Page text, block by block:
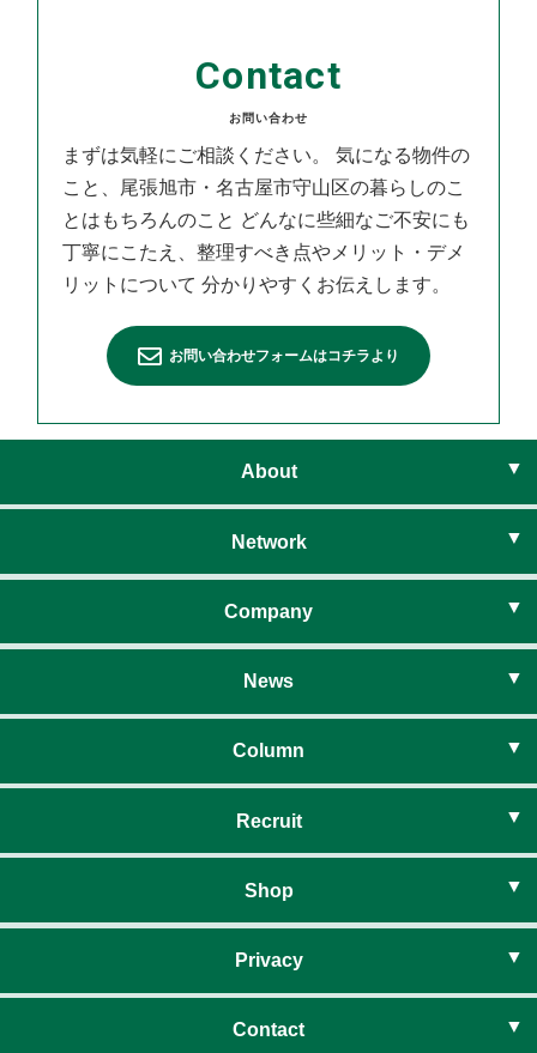
Contact
お問い合わせ
まずは気軽にご相談ください。
気になる物件の
こと、尾張旭市・名古屋市守山区の暮らしのこ
とはもちろんのこと どんなに些細なご不安にも
丁寧にこたえ、整理すべき点やメリット・デメ
リットについて 分かりやすくお伝えします。
お問い合わせフォームはコチラより
About
ライフベイシスとは
Network
住まいのネットワーク
Company
社長挨拶
経営理念
会社概要
News
お知らせ
Column
暮らしのコラム
暮らしのイベント
Recruit
新卒採用
Shop
ハウスドゥ尾張旭
ハウスドゥ尾張旭 サテライト
Privacy
プライバシーポリシー
Contact